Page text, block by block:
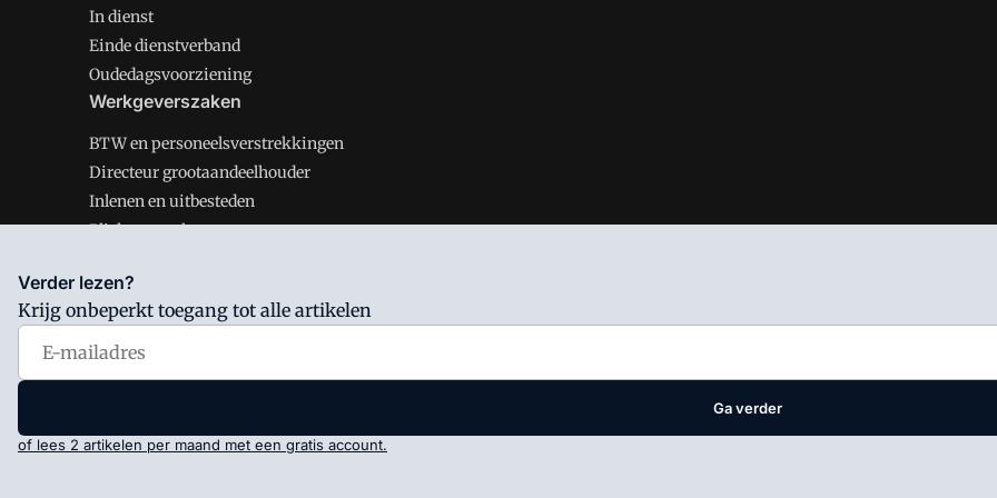
In dienst
Einde dienstverband
Oudedagsvoorziening
Werkgeverszaken
BTW en personeelsverstrekkingen
Directeur grootaandeelhouder
Inlenen en uitbesteden
Plichten werkgever
Salarisnet is onderdeel van VMN media. Lees inons manifestwaar VMN media voor staat. Op gebruik van deze site zijn de
Voorwaarden
Verder lezen?
Krijg onbeperkt toegang tot alle artikelen
Ga verder
of lees 2 artikelen per maand met een gratis account.